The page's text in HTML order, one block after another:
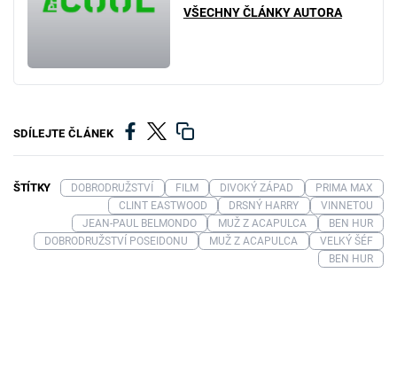
VŠECHNY ČLÁNKY AUTORA
SDÍLEJTE ČLÁNEK
ŠTÍTKY DOBRODRUŽSTVÍ FILM DIVOKÝ ZÁPAD
PRIMA MAX
CLINT EASTWOOD
DRSNÝ HARRY
VINNETOU
JEAN-PAUL BELMONDO
MUŽ Z ACAPULCA
BEN HUR
DOBRODRUŽSTVÍ POSEIDONU
MUŽ Z ACAPULCA
VELKÝ ŠÉF
BEN HUR